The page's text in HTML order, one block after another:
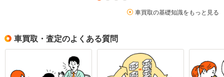
車買取の基礎知識をもっと見る
車買取・査定のよくある質問